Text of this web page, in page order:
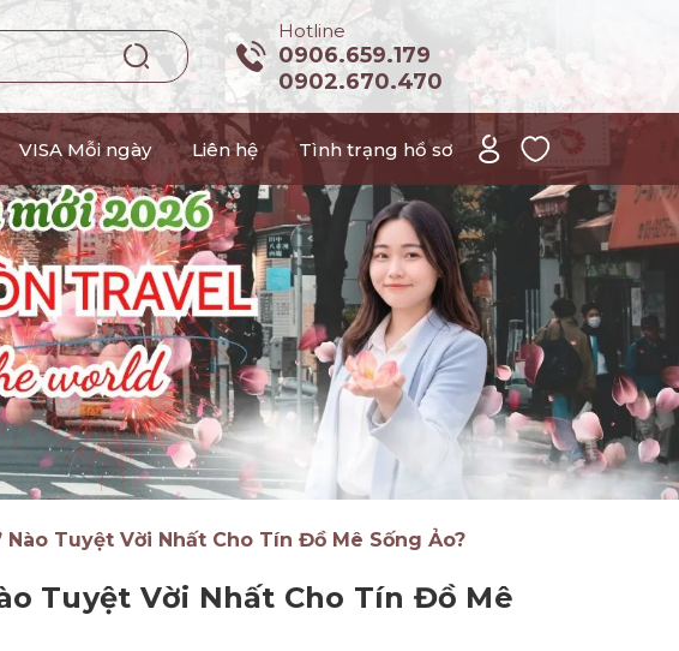
Hotline
0906.659.179
0902.670.470
VISA Mỗi ngày Liên hệ Tình trạng hồ sơ
Tuyệt Vời Nhất Cho Tín Đồ Mê Sống Ảo?
Tuyệt Vời Nhất Cho Tín Đồ Mê